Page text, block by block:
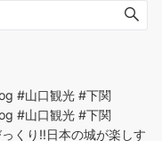
#山口観光 #下関
#山口観光 #下関
くり!!日本の城が楽しす